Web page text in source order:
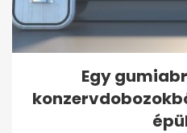
Egy